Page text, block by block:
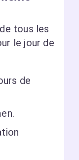
tous les
le jour de
de